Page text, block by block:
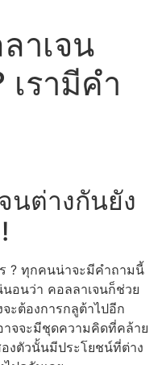
าเจน
เรามีคํา
นต่างกันยัง
? ทุกคนน่าจะมีคำถามนี้
อนว่า คอลลาเจนก็ช่วย
จะต้องการกลูต้าไปอีก
จจะมีชุดความคิดที่คล้าย
งตัวนั้นมีประโยชน์ที่ต่าง